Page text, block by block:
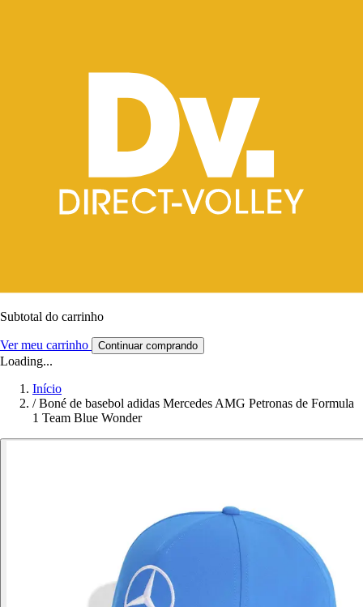
Subtotal do carrinho
Ver meu carrinho Continuar comprando
Loading...
Início
/ Boné de basebol adidas Mercedes AMG Petronas de Formula
1 Team Blue Wonder